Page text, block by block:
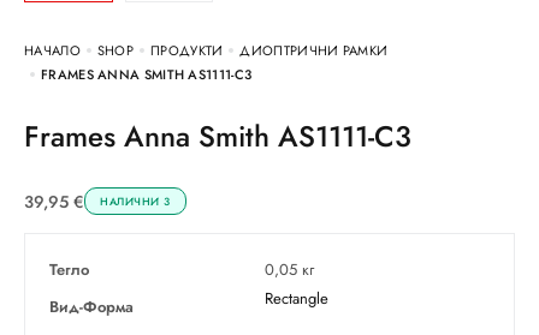
НАЧАЛО SHOP ПРОДУКТИ
ДИОПТРИЧНИ РАМКИ
FRAMES ANNA SMITH AS1111-C3
Frames Anna Smith AS1111-C3
39,95 € НАЛИЧНИ 3
Тегло
0,05 кг
Вид-Форма
Rectangle